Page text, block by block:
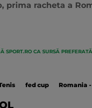
prima racheta a
SPORT.RO CA SURSĂ PREFERATĂ
fed cup Romania